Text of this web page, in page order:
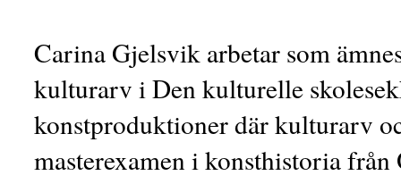
Carina Gjelsvik arbetar som
kulturarv i Den kulturelle
konstproduktioner där kulturarv
masterexamen i konsthistoria